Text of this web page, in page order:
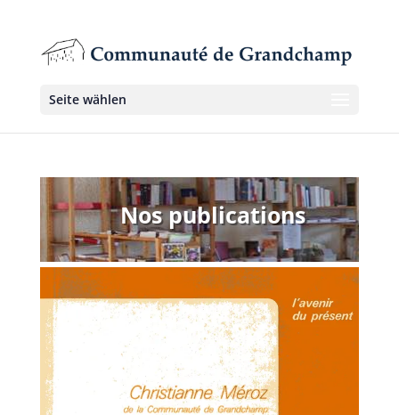
Seite wählen
Nos publications